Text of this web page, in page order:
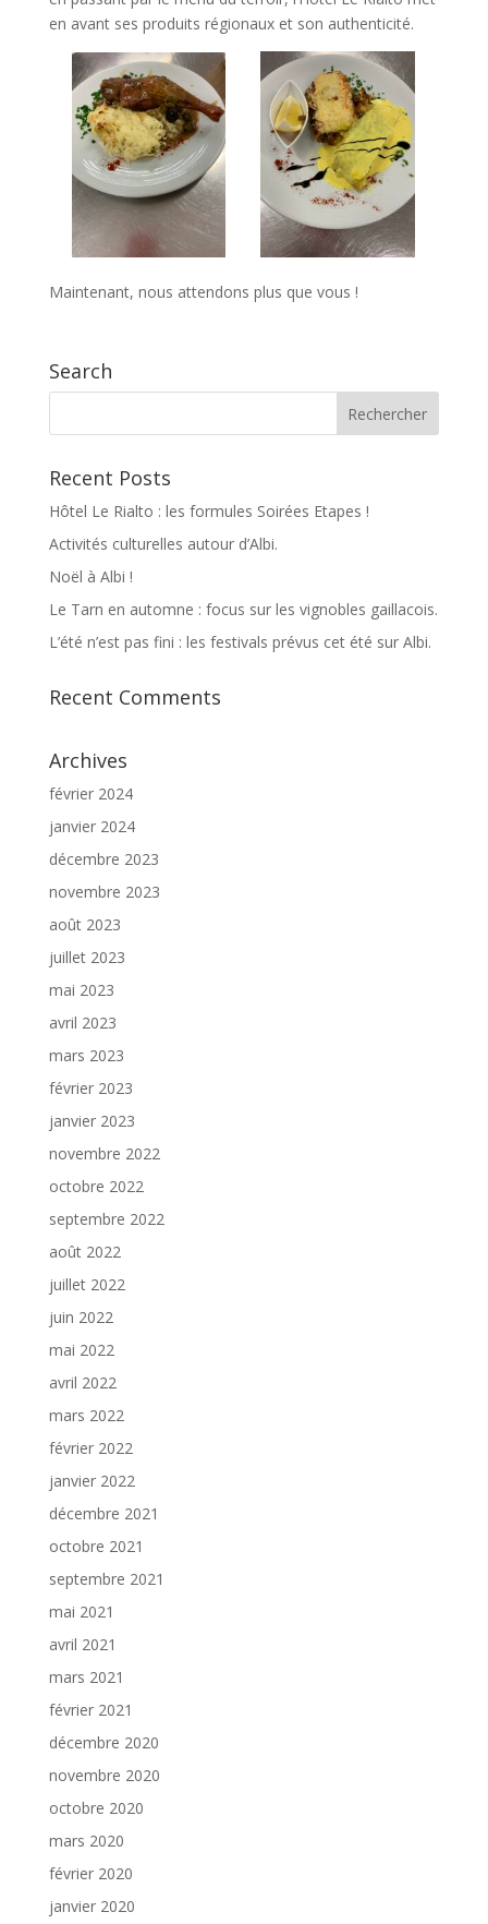
en avant ses produits régionaux et son authenticité.
Maintenant, nous attendons plus que vous !
Search
Recent Posts
Hôtel Le Rialto : les formules Soirées Etapes !
Activités culturelles autour d’Albi.
Noël à Albi !
Le Tarn en automne : focus sur les vignobles gaillacois.
L’été n’est pas fini : les festivals prévus cet été sur Albi.
Recent Comments
Archives
février 2024
janvier 2024
décembre 2023
novembre 2023
août 2023
juillet 2023
mai 2023
avril 2023
mars 2023
février 2023
janvier 2023
novembre 2022
octobre 2022
septembre 2022
août 2022
juillet 2022
juin 2022
mai 2022
avril 2022
mars 2022
février 2022
janvier 2022
décembre 2021
octobre 2021
septembre 2021
mai 2021
avril 2021
mars 2021
février 2021
décembre 2020
novembre 2020
octobre 2020
mars 2020
février 2020
janvier 2020